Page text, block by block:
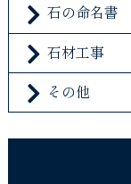
石の命名書
石材工事
その他